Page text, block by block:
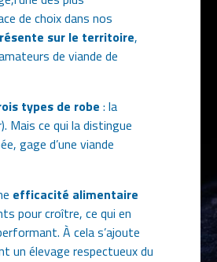
de choix dans nos
sur le territoire,
de viande de
types de robe : la
Mais ce qui la distingue
gage d’une viande
efficacité alimentaire
pour croître, ce qui en
À cela s’ajoute
un élevage respectueux du